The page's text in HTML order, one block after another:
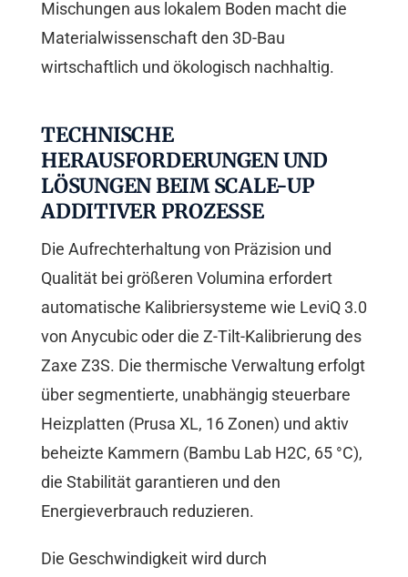
Mischungen aus lokalem Boden macht die
Materialwissenschaft den 3D-Bau
wirtschaftlich und ökologisch nachhaltig.
TECHNISCHE
HERAUSFORDERUNGEN UND
LÖSUNGEN BEIM SCALE-UP
ADDITIVER PROZESSE
Die Aufrechterhaltung von Präzision und
Qualität bei größeren Volumina erfordert
automatische Kalibriersysteme wie LeviQ 3.0
von Anycubic oder die Z-Tilt-Kalibrierung des
Zaxe Z3S. Die thermische Verwaltung erfolgt
über segmentierte, unabhängig steuerbare
Heizplatten (Prusa XL, 16 Zonen) und aktiv
beheizte Kammern (Bambu Lab H2C, 65 °C),
die Stabilität garantieren und den
Energieverbrauch reduzieren.
Die Geschwindigkeit wird durch